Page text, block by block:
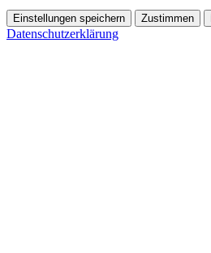
Einstellungen speichern Zustimmen
Datenschutzerklärung